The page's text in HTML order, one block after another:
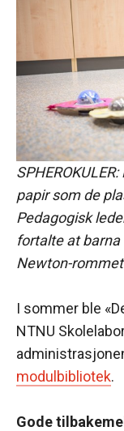
papir som de
Pedagogisk
fortalte at
Newton-
I sommer ble
NTNU
modulbibliotek.
Gode